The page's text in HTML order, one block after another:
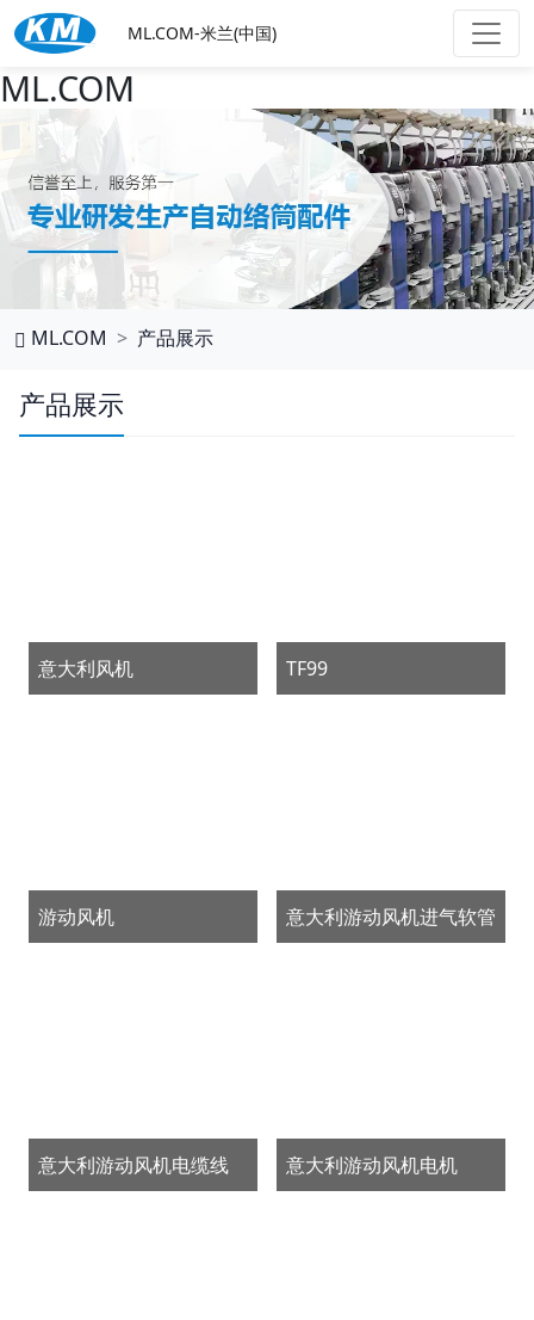
ML.COM
ML.COM-米兰(中国)
ML.COM 产品展示
产品展示
意大利风机 TF99
游动风机 意大利游动风机进气软管
意大利游动风机电缆线 意大利游动风机电机